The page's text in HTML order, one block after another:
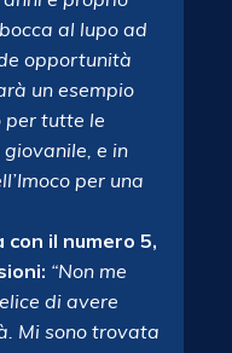
al lupo ad
opportunità
un esempio
per tutte le
e in
per una
con il numero 5,
“Non me
di avere
Mi sono trovata